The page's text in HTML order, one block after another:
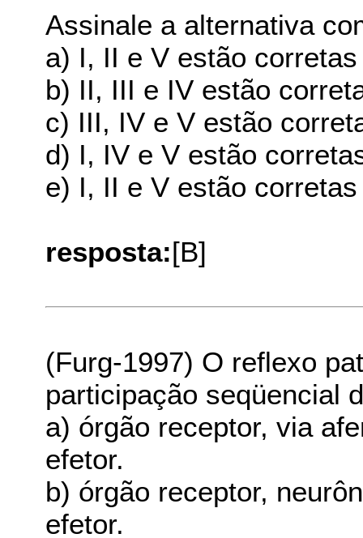
Assinale a alternativa
a) I, II e V estão corretas
b) II, III e IV estão
c) III, IV e V estão
d) I, IV e V estão
e) I, II e V estão corretas
resposta:[B]
(Furg-1997) O reflexo
participação seqüencial
a) órgão receptor, via
efetor.
b) órgão receptor,
efetor.